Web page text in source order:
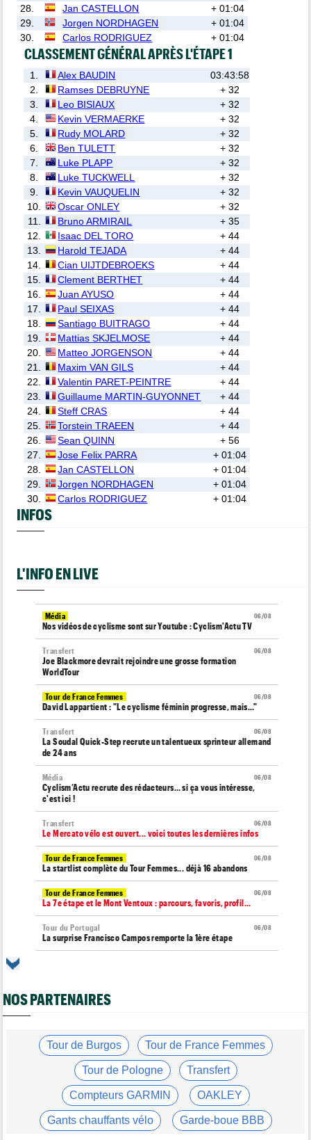
28.
Jan CASTELLON
+ 01:04
29.
Jorgen NORDHAGEN
+ 01:04
30.
Carlos RODRIGUEZ + 01:04
CLASSEMENT GÉNÉRAL APRÈS L'ÉTAPE 1
1. Alex BAUDIN
03:43:58
2.
Ramses DEBRUYNE
+ 32
3.
Leo BISIAUX
+ 32
4.
Kevin VERMAERKE
+ 32
5.
Rudy MOLARD
+ 32
6.
Ben TULETT
+ 32
7.
Luke PLAPP
+ 32
8.
Luke TUCKWELL
+ 32
9.
Kevin VAUQUELIN
+ 32
10.
Oscar ONLEY
+ 32
11.
Bruno ARMIRAIL
+ 35
12.
Isaac DEL TORO
+ 44
13.
Harold TEJADA
+ 44
14.
Cian UIJTDEBROEKS
+ 44
15.
Clement BERTHET
+ 44
16.
Juan AYUSO
+ 44
17.
Paul SEIXAS
+ 44
18.
Santiago BUITRAGO
+ 44
19.
Mattias SKJELMOSE
+ 44
20.
Matteo JORGENSON
+ 44
21.
Maxim VAN GILS
+ 44
22.
Valentin PARET-PEINTRE
+ 44
23.
Guillaume MARTIN-GUYONNET
+ 44
24.
Steff CRAS
+ 44
25.
Torstein TRAEEN
+ 44
26.
Sean QUINN
+ 56
27.
Jose Felix PARRA
+ 01:04
28.
Jan CASTELLON
+ 01:04
29.
Jorgen NORDHAGEN
+ 01:04
30.
Carlos RODRIGUEZ + 01:04
INFOS
L'INFO EN LIVE
06/08
Média
Nos vidéos de cyclisme sont sur Youtube : Cyclism'Actu TV
06/08
Transfert
Joe Blackmore devrait rejoindre une grosse formation
WorldTour
06/08
Tour de France Femmes
David Lappartient : "Le cyclisme féminin progresse, mais…"
06/08
Transfert
La Soudal Quick-Step recrute un talentueux sprinteur allemand
de 24 ans
06/08
Média
Cyclism’Actu recrute des rédacteurs… si ça vous intéresse,
c'est ici !
06/08
Transfert
Le Mercato vélo est ouvert... voici toutes les dernières infos
06/08
Tour de France Femmes
La startlist complète du Tour Femmes... déjà 16 abandons
06/08
Tour de France Femmes
La 7e étape et le Mont Ventoux : parcours, favoris, profil…
06/08
Tour du Portugal
La surprise Francisco Campos remporte la 1ère étape
Tour de France Femmes
06/08
Tour de France Femmes
Kim Le Court Pienaar : "La course a été complètement folle"
Isaac Del Toro prolonge avec UAE Team Emirates-XRG jusqu'en
06/08
Tour de Burgos
Felix Gall : "J’espère conserver ce maillot de leader"
NOS PARTENAIRES
Tour de Burgos Tour de France Femmes
Tour de Pologne Transfert
Compteurs GARMIN OAKLEY
Gants chauffants vélo Garde-boue BBB